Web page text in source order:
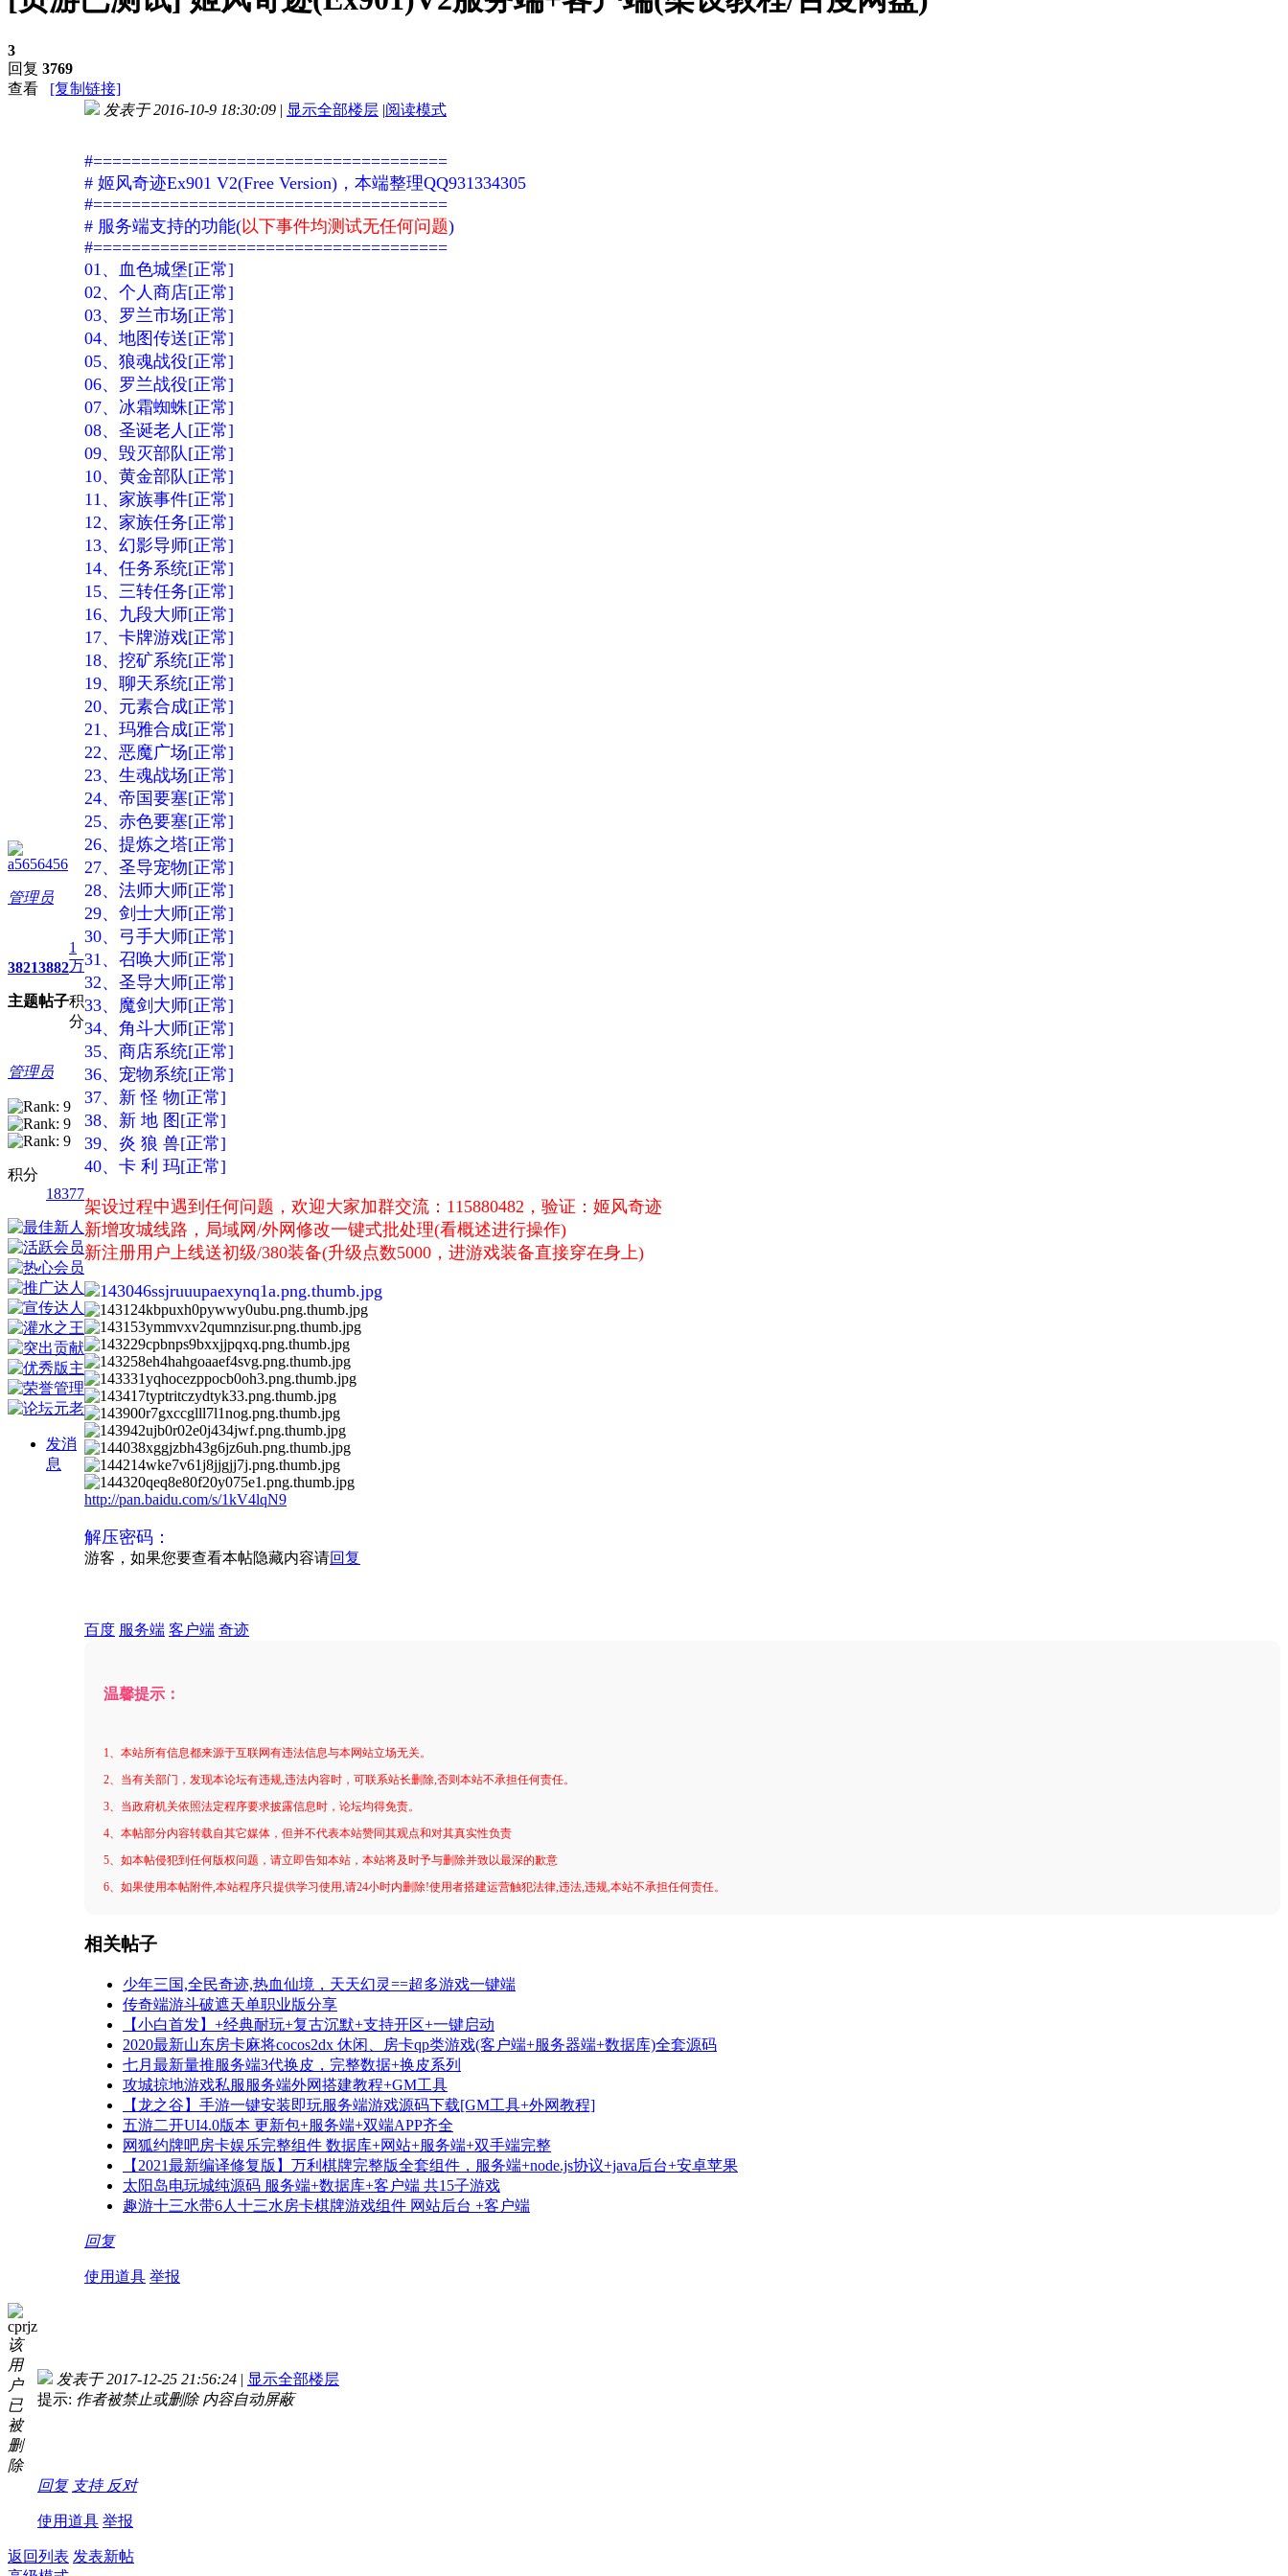
3
回复 3769
查看
[复制链接]
a5656456
管理员
3821
主题
3882
帖子
1
万
积
分
管理员
积分
18377
发消
息
发表于 2016-10-9 18:30:09 | 显示全部楼层 |阅读模式
#=====================================
# 姬风奇迹Ex901 V2(Free Version)，本端整理QQ931334305
#=====================================
# 服务端支持的功能(以下事件均测试无任何问题)
#=====================================
01、血色城堡[正常]
02、个人商店[正常]
03、罗兰市场[正常]
04、地图传送[正常]
05、狼魂战役[正常]
06、罗兰战役[正常]
07、冰霜蜘蛛[正常]
08、圣诞老人[正常]
09、毁灭部队[正常]
10、黄金部队[正常]
11、家族事件[正常]
12、家族任务[正常]
13、幻影导师[正常]
14、任务系统[正常]
15、三转任务[正常]
16、九段大师[正常]
17、卡牌游戏[正常]
18、挖矿系统[正常]
19、聊天系统[正常]
20、元素合成[正常]
21、玛雅合成[正常]
22、恶魔广场[正常]
23、生魂战场[正常]
24、帝国要塞[正常]
25、赤色要塞[正常]
26、提炼之塔[正常]
27、圣导宠物[正常]
28、法师大师[正常]
29、剑士大师[正常]
30、弓手大师[正常]
31、召唤大师[正常]
32、圣导大师[正常]
33、魔剑大师[正常]
34、角斗大师[正常]
35、商店系统[正常]
36、宠物系统[正常]
37、新 怪 物[正常]
38、新 地 图[正常]
39、炎 狼 兽[正常]
40、卡 利 玛[正常]
架设过程中遇到任何问题，欢迎大家加群交流：115880482，验证：姬风奇迹
新增攻城线路，局域网/外网修改一键式批处理(看概述进行操作)
新注册用户上线送初级/380装备(升级点数5000，进游戏装备直接穿在身上)
http://pan.baidu.com/s/1kV4lqN9
解压密码：
游客，如果您要查看本帖隐藏内容请回复
百度 服务端 客户端 奇迹
温馨提示：
1、本站所有信息都来源于互联网有违法信息与本网站立场无关。
2、当有关部门，发现本论坛有违规,违法内容时，可联系站长删除,否则本站不承担任何责任。
3、当政府机关依照法定程序要求披露信息时，论坛均得免责。
4、本帖部分内容转载自其它媒体，但并不代表本站赞同其观点和对其真实性负责
5、如本帖侵犯到任何版权问题，请立即告知本站，本站将及时予与删除并致以最深的歉意
6、如果使用本帖附件,本站程序只提供学习使用,请24小时内删除!使用者搭建运营触犯法律,违法,违规,本站不承担任何责任。
相关帖子
少年三国,全民奇迹,热血仙境，天天幻灵==超多游戏一键端
传奇端游斗破遮天单职业版分享
【小白首发】+经典耐玩+复古沉默+支持开区+一键启动
2020最新山东房卡麻将cocos2dx 休闲、房卡qp类游戏(客户端+服务器端+数据库)全套源码
七月最新量推服务端3代换皮，完整数据+换皮系列
攻城掠地游戏私服服务端外网搭建教程+GM工具
【龙之谷】手游一键安装即玩服务端游戏源码下载[GM工具+外网教程]
五游二开UI4.0版本 更新包+服务端+双端APP齐全
网狐约牌吧房卡娱乐完整组件 数据库+网站+服务端+双手端完整
【2021最新编译修复版】万利棋牌完整版全套组件，服务端+node.js协议+java后台+安卓苹果
太阳岛电玩城纯源码 服务端+数据库+客户端 共15子游戏
趣游十三水带6人十三水房卡棋牌游戏组件 网站后台 +客户端
回复
使用道具 举报
cprjz
该
用
户
已
被
删
除
发表于 2017-12-25 21:56:24 | 显示全部楼层
提示: 作者被禁止或删除 内容自动屏蔽
回复 支持 反对
使用道具 举报
返回列表 发表新帖